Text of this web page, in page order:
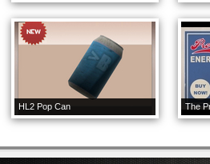
HL2 Pop Can The